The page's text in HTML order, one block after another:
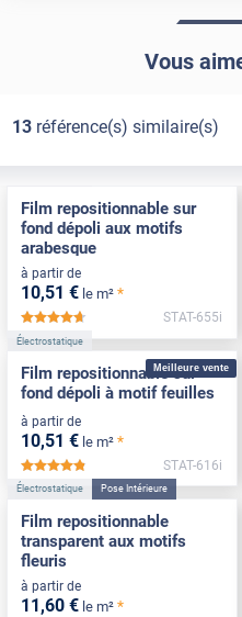
Vous
13référence(s) similaire(s)
Film repositionnable sur
fond dépoli aux motifs
arabesque
à partir de
10,51 € le m² *
*****
STAT-655i
Meilleure vente
Électrostatique
Film repositionnable sur
fond dépoli à motif feuilles
à partir de
10,51 € le m² *
*****
STAT-616i
Électrostatique Pose Intérieure
Film repositionnable
transparent aux motifs
fleuris
à partir de
11,60 € le m² *